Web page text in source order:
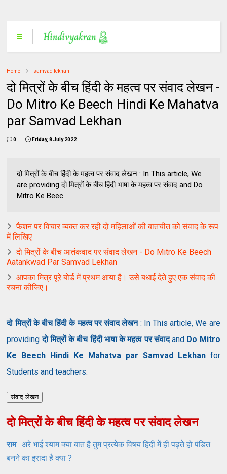
Home samvad lekhan
दो मित्रों के बीच हिंदी के महत्व पर संवाद लेखन -
Do Mitro Ke Beech Hindi Ke Mahatva
par Samvad Lekhan
0 Friday, 8 July 2022
दो मित्रों के बीच हिंदी के महत्व पर संवाद लेखन : In This article, We
are providing दो मित्रों के बीच हिंदी भाषा के महत्व पर संवाद and Do
Mitro Ke Beec
फैशन पर विचार व्यक्त कर रही दो महिलाओं की बातचीत को संवाद के रूप
में लिखिए
दो मित्रों के बीच आतंकवाद पर संवाद लेखन - Do Mitro Ke Beech
Aatankwad Par Samvad Lekhan
आपका मित्र पूरे बोर्ड में प्रथम आया है। उसे बधाई देते हुए एक संवाद की
रचना कीजिए।
दो मित्रों के बीच हिंदी के महत्व पर संवाद लेखन: In This article, We are
providingदो मित्रों के बीच हिंदी भाषा के महत्व पर संवादand Do Mitro
Ke Beech Hindi Ke Mahatva par Samvad Lekhanfor
Students and teachers.
संवाद लेखन
दो मित्रों के बीच हिंदी के महत्व पर संवाद लेखन
राम: अरे भाई श्याम क्या बात है तुम प्रत्येक विषय हिंदी में ही पढ़ते हो पंडित
बनने का इरादा है क्या ?